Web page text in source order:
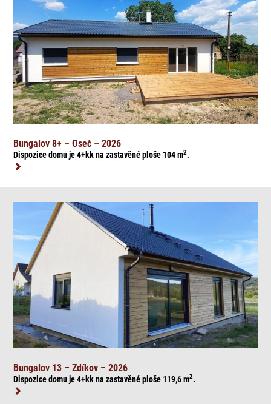
Bungalov 8+ – Oseč – 2026
Dispozice domu je 4+kk na zastavěné ploše 104m2.
Bungalov 13 – Zdíkov – 2026
Dispozice domu je 4+kk na zastavěné ploše 119,6m2.